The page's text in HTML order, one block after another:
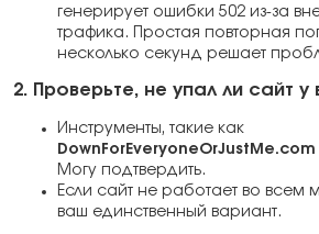
генерирует ошибки 502 из-за
трафика. Простая повторная
несколько секунд решает
2. Проверьте, не упал ли сайт у
Инструменты, такие как
DownForEveryoneOrJustMe.com
Могу подтвердить.
Если сайт не работает во
ваш единственный вариант.